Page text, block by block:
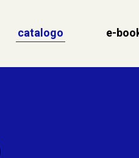
catalogo e-